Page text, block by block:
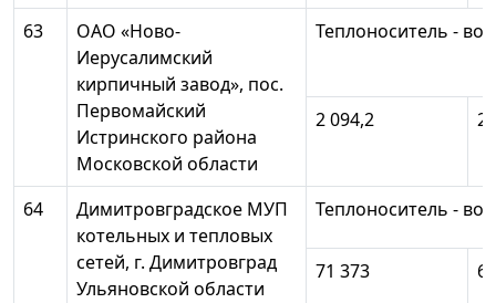
63
ОАО «Ново-
Иерусалимский
кирпичный завод», пос.
Первомайский
Истринского района
Московской области
Теплоноситель -
2 094,2 2
64
Димитровградское МУП
котельных и тепловых
сетей, г. Димитровград
Ульяновской области
Теплоноситель -
71 373